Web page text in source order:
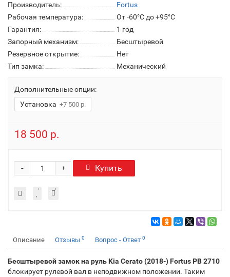
Производитель:
Fortus
Рабочая температура:
От -60°C до +95°C
Гарантия:
1 год
Запорный механизм:
Бесштыревой
Резервное открытие:
Нет
Тип замка:
Механический
Дополнительные опции:
Установка +7 500 р.
18 500 р.
+
- Купить
Описание Отзывы 0 Вопрос - Ответ 0
Бесштыревой замок на руль Kia Cerato (2018-) Fortus PB 2710
блокирует рулевой вал в неподвижном положении. Таким